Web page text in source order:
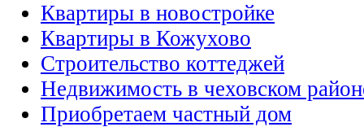
Квартиры в новостройке
Квартиры в Кожухово
Строительство коттеджей
Недвижимость в чеховском
Приобретаем частный дом